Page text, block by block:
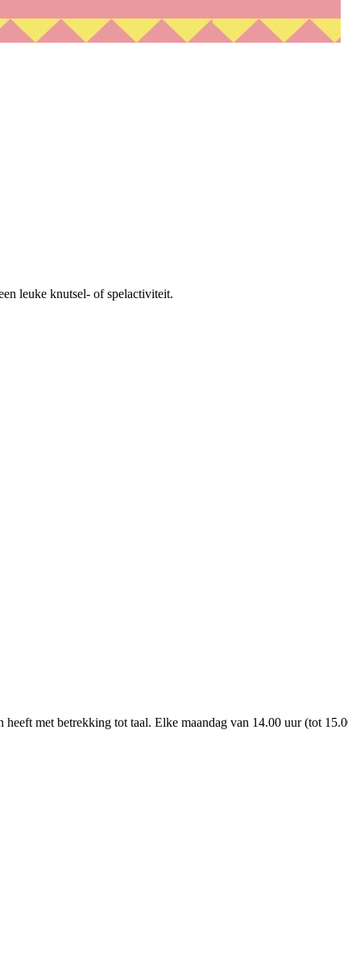
leuke knutsel- of spelactiviteit.
met betrekking tot taal. Elke maandag van 14.00 uur (tot